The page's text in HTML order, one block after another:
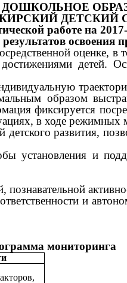
ДЕТСКИЙ
работе на
освоения
оценке, в
детей.
образом
фиксируется
в ходе режимных
развития,
установления и
познавательной
и
мониторинга